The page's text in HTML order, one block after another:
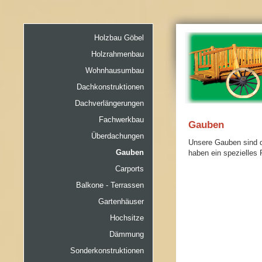
Holzbau Göbel
Holzrahmenbau
Wohnhausumbau
Dachkonstruktionen
Dachverlängerungen
Fachwerkbau
Überdachungen
Gauben
Carports
Balkone - Terrassen
Gartenhäuser
Hochsitze
Dämmung
Sonderkonstruktionen
Gauben
Unsere Gauben sind
haben ein spezielles